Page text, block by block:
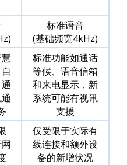
标准语音
(基础频宽4kHz)
标准功能如通话
等候、语音信箱
和来电显示，新
系统可能有视讯
支援
仅受限于实际有
线连接和额外设
备的新增状况